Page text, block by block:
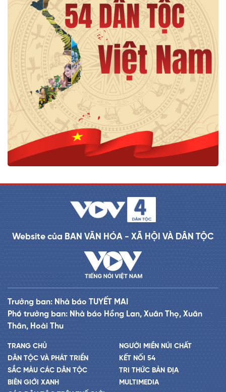
Website của BAN VĂN HÓA - XÃ HỘI VÀ DÂN TỘC
Trưởng ban: Nhà báo TUYẾT MAI
Phó trưởng ban: Nhà báo Hồng Lan, Xuân Thọ, Xuân
Thân, Hoài Thu
TRANG CHỦ
DÂN TỘC VÀ PHÁT TRIỂN
SẮC MÀU CÁC DÂN TỘC
BIÊN GIỚI XANH
NGƯỜI MIỀN NÚI CHẤT
KẾT NỐI 54
TRI THỨC BẢN ĐỊA
MULTIMEDIA